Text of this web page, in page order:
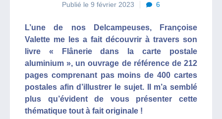
Publié le 9 février 2023
6
L’une de nos Delcampeuses, Françoise
Valette me les a fait découvrir à travers son
livre « Flânerie dans la carte postale
aluminium », un ouvrage de référence de 212
pages comprenant pas moins de 400 cartes
postales afin d’illustrer le sujet. Il m’a semblé
plus qu’évident de vous présenter cette
thématique tout à fait originale !